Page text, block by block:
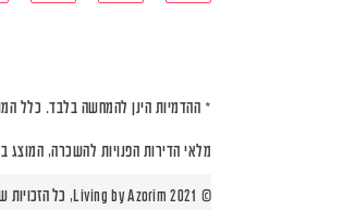
* ההדמיות הינן להמחשה בלבד. כלל
מלאי הדירות הפנויות להשכרה, המוצג
© Living by Azorim 2021, כל הזכויות שמורות, כל התמונות, ההדמיות ותוכניות הדירות הינן להמחשה בלבד |